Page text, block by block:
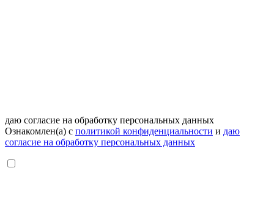
даю согласие на обработку персональных данных
Ознакомлен(а) с политикой конфиденциальности и даю
согласие на обработку персональных данных